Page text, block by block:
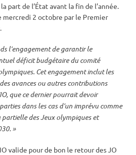
part de l’État avant la fin de l’année.
mercredi 2 octobre par le Premier
.
l’engagement de garantir le
déficit budgétaire du comité
. Cet engagement inclut les
avances ou autres contributions
que ce dernier pourrait devoir
dans les cas d’un imprévu comme
desJeux olympiqueset
»
valide pour de bon le retour des JO